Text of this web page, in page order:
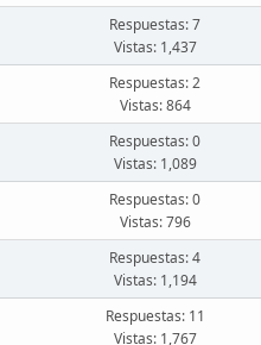
Respuestas: 7
Vistas: 1,437
Respuestas: 2
Vistas: 864
Respuestas: 0
Vistas: 1,089
Respuestas: 0
Vistas: 796
Respuestas: 4
Vistas: 1,194
Respuestas: 11
Vistas: 1,767